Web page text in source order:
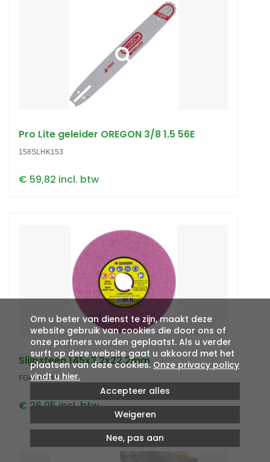
Pro Lite geleider OREGON 3/8 1.5 56E
158SLHK153
€ 59,82 incl. btw
Slijpsteen 145x3,2x22,2mm
FGP015141
€ 26,05 incl. btw
Om u beter van dienst te zijn, maakt deze
website gebruik van cookies die door ons of
onze partners worden geplaatst. Als u verder
surft op deze website gaat u akkoord met het
plaatsen van deze cookies. Onze privacy policy
vindt u hier.
Accepteer alles
Weigeren
Nee, pas aan